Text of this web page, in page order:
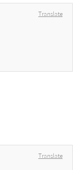
Translate
Translate